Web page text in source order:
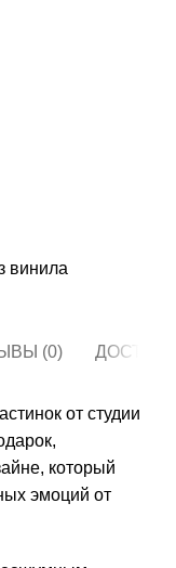
винила
(0)
от студии
который
эмоций от